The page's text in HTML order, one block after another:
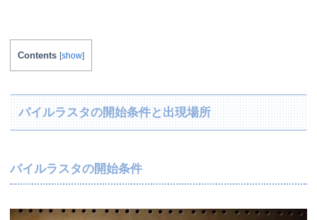
Contents [show]
パイルラスタの開始条件と出現場所
パイルラスタの開始条件